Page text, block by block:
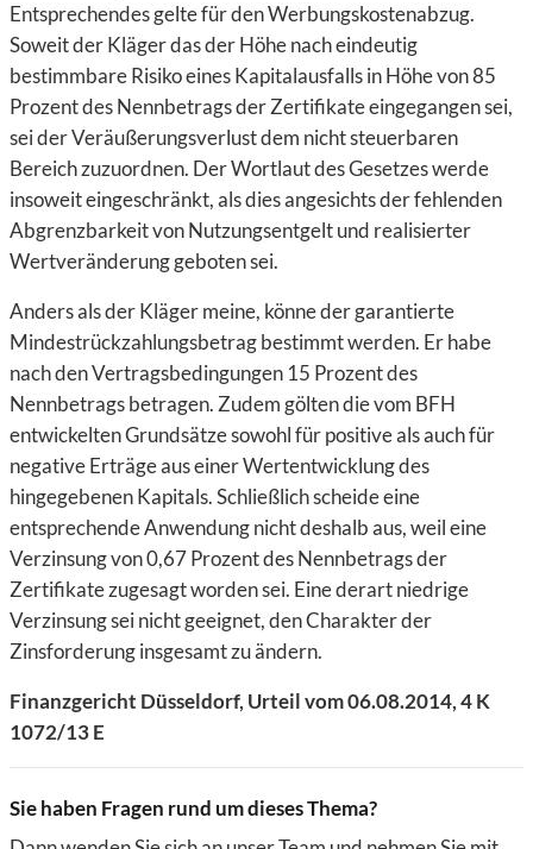
Entsprechendes gelte für den Werbungskostenabzug.
Soweit der Kläger das der Höhe nach eindeutig
bestimmbare Risiko eines Kapitalausfalls in Höhe von 85
Prozent des Nennbetrags der Zertifikate eingegangen sei,
sei der Veräußerungsverlust dem nicht steuerbaren
Bereich zuzuordnen. Der Wortlaut des Gesetzes werde
insoweit eingeschränkt, als dies angesichts der fehlenden
Abgrenzbarkeit von Nutzungsentgelt und realisierter
Wertveränderung geboten sei.
Anders als der Kläger meine, könne der garantierte
Mindestrückzahlungsbetrag bestimmt werden. Er habe
nach den Vertragsbedingungen 15 Prozent des
Nennbetrags betragen. Zudem gölten die vom BFH
entwickelten Grundsätze sowohl für positive als auch für
negative Erträge aus einer Wertentwicklung des
hingegebenen Kapitals. Schließlich scheide eine
entsprechende Anwendung nicht deshalb aus, weil eine
Verzinsung von 0,67 Prozent des Nennbetrags der
Zertifikate zugesagt worden sei. Eine derart niedrige
Verzinsung sei nicht geeignet, den Charakter der
Zinsforderung insgesamt zu ändern.
Finanzgericht Düsseldorf, Urteil vom 06.08.2014, 4 K
1072/13 E
Sie haben Fragen rund um dieses Thema?